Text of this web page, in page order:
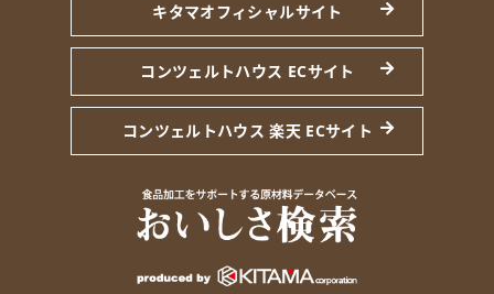
キタマオフィシャルサイト
コンツェルトハウス ECサイト
コンツェルトハウス 楽天 ECサイト